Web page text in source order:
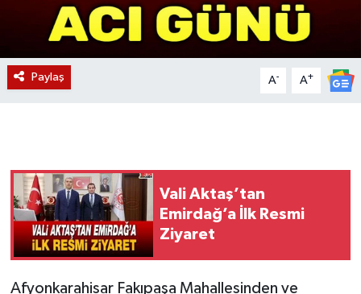
Paylaş A- A+
Vali Aktaş’tan
Emirdağ’a İlk Resmi
Ziyaret
Afyonkarahisar Fakıpaşa Mahallesinden ve